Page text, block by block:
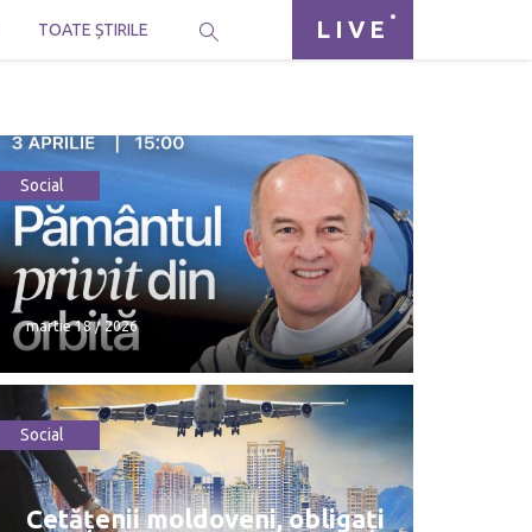
TOATE ȘTIRILE LIVE
Social
martie 18 / 2026
martie 18 / 2026
Social
Cetățenii moldoveni, obligați